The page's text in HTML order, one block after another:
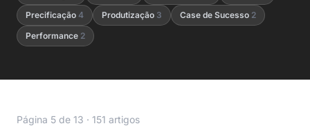
Precificação 4 Produtização 3 Case de Sucesso 2
Performance 2
Página 5 de 13 · 151 artigos